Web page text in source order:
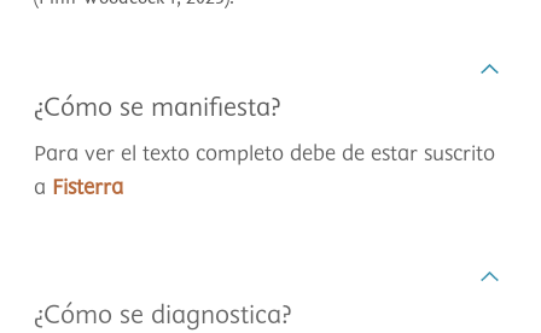
¿Cómo se manifiesta?
Para ver el texto completo debe de estar suscrito
a Fisterra
¿Cómo se diagnostica?